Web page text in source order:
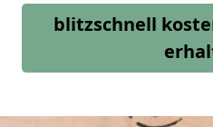
blitzschnell